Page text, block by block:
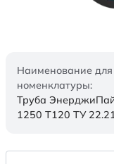
Наименование
номенклатуры:
Труба
1250 Т120 ТУ